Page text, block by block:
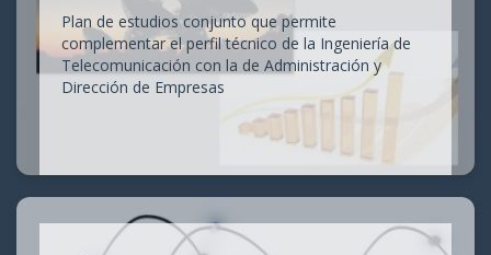
Plan de estudios conjunto que permite
complementar el perfil técnico de la Ingeniería de
Telecomunicación con la de Administración y
Dirección de Empresas